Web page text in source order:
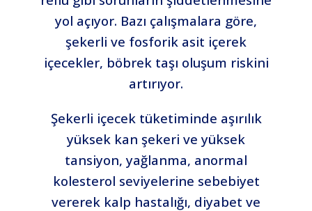
yol açıyor. Bazı çalışmalara göre,
şekerli ve fosforik asit içerek
içecekler, böbrek taşı oluşum riskini
artırıyor.
Şekerli içecek tüketiminde aşırılık
yüksek kan şekeri ve yüksek
tansiyon, yağlanma, anormal
kolesterol seviyelerine sebebiyet
vererek kalp hastalığı, diyabet ve